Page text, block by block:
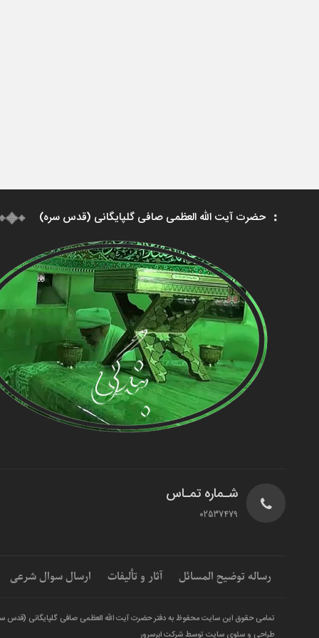
حضرت آیت الله العظمی صافی گلپایگانی (قدس سره)
شـماره تمـاس
02537479
رساله توضیح المسائل آثار و تألیفات ارسال سوال شرعی
تمامی حقوق این سایت محفوظ به دفتر حضرت آیت الله العظمی صافی گلپایگانی (قدس
طراحی و سئوی سایت توسط شرکت ابرسرور